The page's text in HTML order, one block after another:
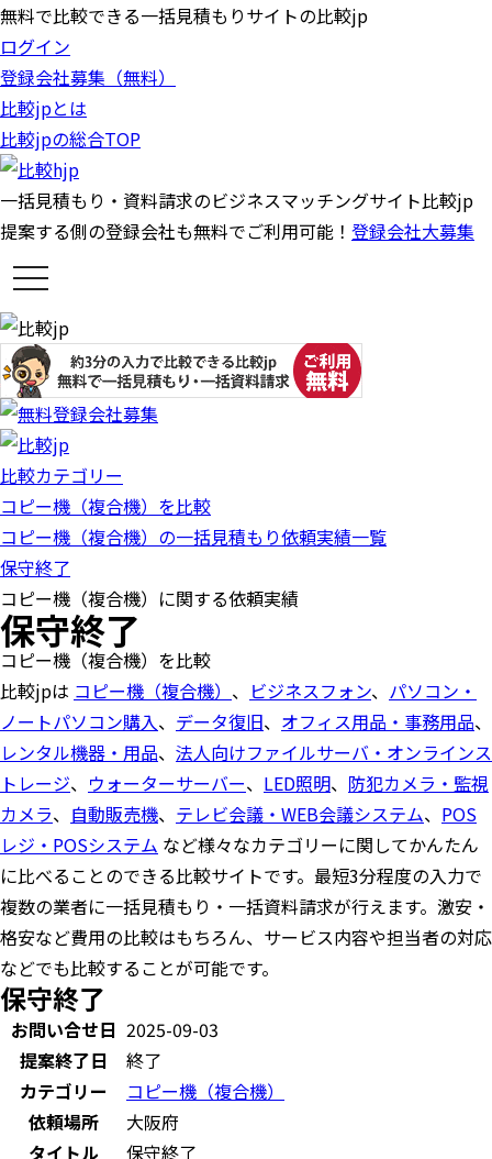
無料で比較できる一括見積もりサイトの比較jp
ログイン
登録会社募集（無料）
比較jpとは
比較jpの総合TOP
一括見積もり・資料請求のビジネスマッチングサイト比較jp
提案する側の登録会社も無料でご利用可能！ 登録会社大募集
t
o
g
l
e
n
a
v
i
g
a
t
i
o
n
比較カテゴリー
コピー機（複合機）を比較
コピー機（複合機）の一括見積もり依頼実績一覧
保守終了
コピー機（複合機）に関する依頼実績
保守終了
コピー機（複合機）を比較
比較jpは コピー機（複合機） 、 ビジネスフォン、 パソコン・
ノートパソコン購入、 データ復旧、 オフィス用品・事務用品、
レンタル機器・用品、 法人向けファイルサーバ・オンラインス
トレージ、 ウォーターサーバー、 LED照明、 防犯カメラ・監視
カメラ、 自動販売機、 テレビ会議・WEB会議システム、 POS
レジ・POSシステム など様々なカテゴリーに関してかんたん
に比べることのできる比較サイトです。最短3分程度の入力で
複数の業者に一括見積もり・一括資料請求が行えます。激安・
格安など費用の比較はもちろん、サービス内容や担当者の対応
などでも比較することが可能です。
保守終了
お問い合せ日 2025-09-03
提案終了日
終了
カテゴリー
コピー機（複合機）
依頼場所
大阪府
タイトル
保守終了